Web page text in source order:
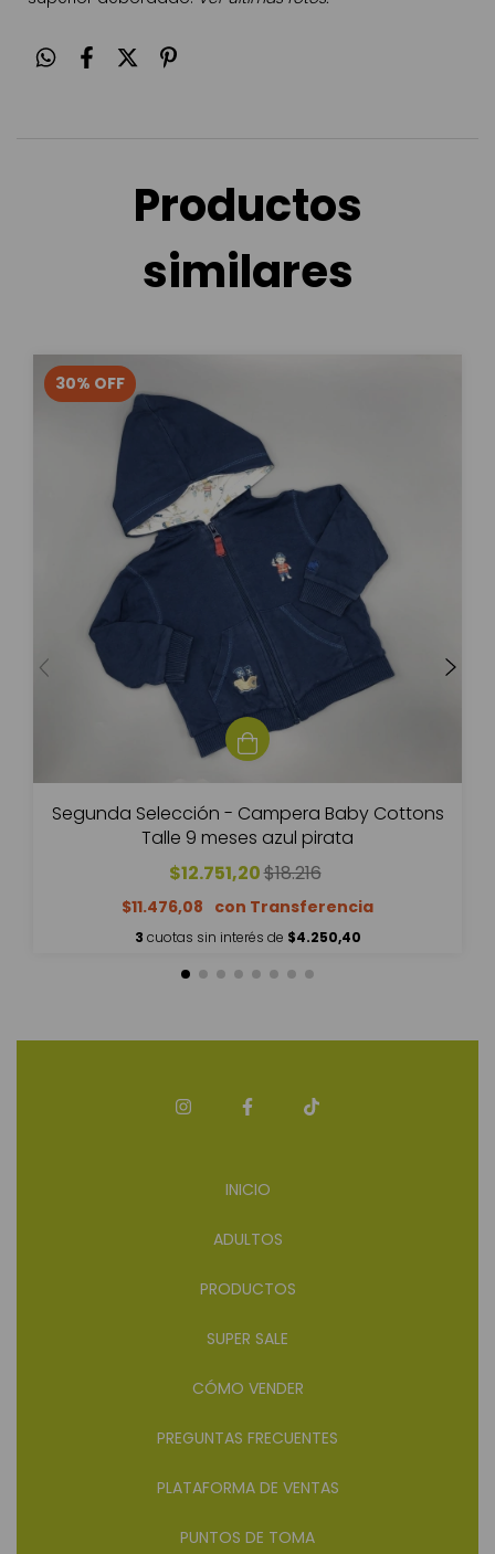
Productos
similares
30% OFF
Segunda Selección - Campera Baby Cottons
Talle 9 meses azul pirata
$12.751,20$18.216
$11.476,08
3 cuotas sin interés de $4.250,40
INICIO
ADULTOS
PRODUCTOS
SUPER SALE
CÓMO VENDER
PREGUNTAS FRECUENTES
PLATAFORMA DE VENTAS
PUNTOS DE TOMA